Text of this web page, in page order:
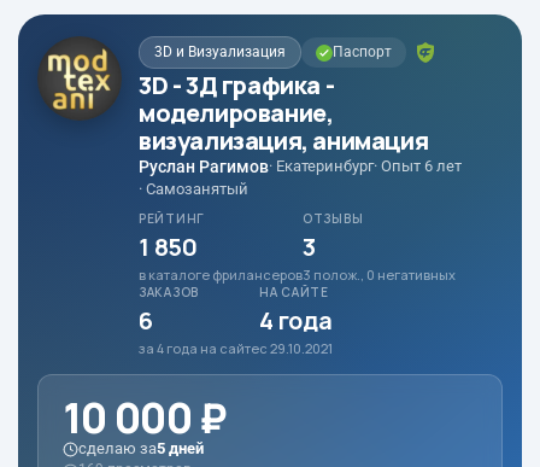
3D и Визуализация Паспорт
3D - 3Д графика -
моделирование,
визуализация, анимация
Руслан Рагимов· Екатеринбург· Опыт 6 лет
· Самозанятый
РЕЙТИНГ
1 850
в каталоге фрилансеров
ОТЗЫВЫ
3
3 полож., 0 негативных
ЗАКАЗОВ
6
за 4 года на сайте
НА САЙТЕ
4 года
с 29.10.2021
10 000 ₽
сделаю за5 дней